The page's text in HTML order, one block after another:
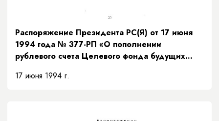
Распоряжение Президента РС(Я) от 17 июня
1994 года № 377-РП «О пополнении
рублевого счета Целевого фонда будущих
17 июня 1994 г.